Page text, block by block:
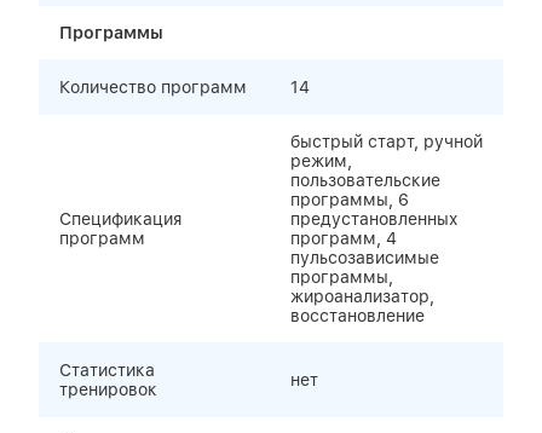
Программы
Количество программ 14
Спецификация
программ
быстрый старт, ручной
режим,
пользовательские
программы, 6
предустановленных
программ, 4
пульсозависимые
программы,
жироанализатор,
восстановление
Статистика
тренировок
нет